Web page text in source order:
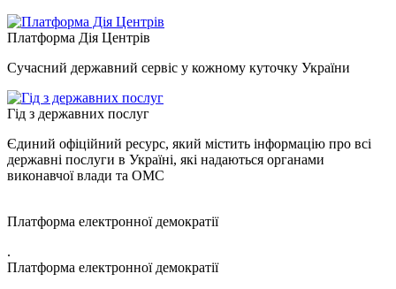
Платформа Дія Центрів
Сучасний державний сервіс у кожному куточку України
Гід з державних послуг
Єдиний офіційний ресурс, який містить інформацію про всі
державні послуги в Україні, які надаються органами
виконавчої влади та ОМС
Платформа електронної демократії
.
Платформа електронної демократії